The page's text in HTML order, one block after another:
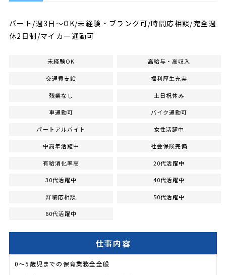
パート/週3日〜OK/未経験・ブランク可/時間応相談/完全週
休2日制/マイカー通勤可
未経験OK 高給与・高収入
交通費支給 福利厚生充実
残業なし 土日祝休み
車通勤可 バイク通勤可
パートアルバイト 女性活躍中
中高年活躍中 社会保険完備
有給消化率高 20代活躍中
30代活躍中 40代活躍中
詳細応相談 50代活躍中
60代活躍中
仕事内容
0〜5歳児までの保育業務全全般